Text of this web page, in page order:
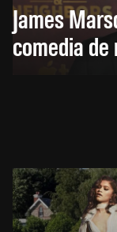
James
comedia